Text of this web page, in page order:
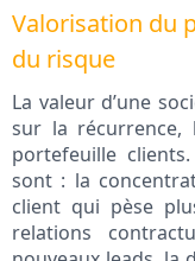
Valorisation du
du risque
La valeur d’une
sur la récurrence,
portefeuille
sont : la
client qui pèse
relations